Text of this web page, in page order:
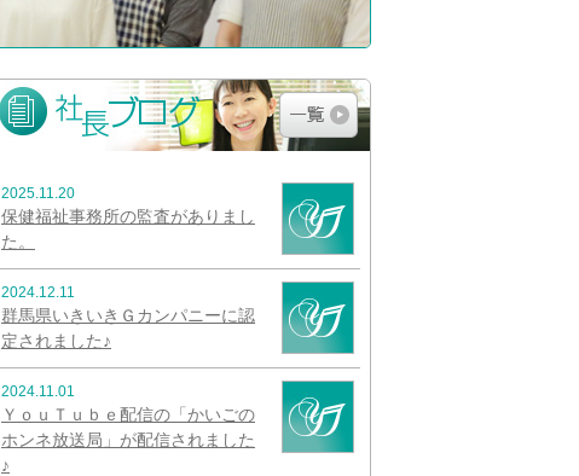
2025.11.20
保健福祉事務所の監査がありまし
た。
2024.12.11
群馬県いきいきＧカンパニーに認
定されました♪
2024.11.01
ＹｏｕＴｕｂｅ配信の「かいごの
ホンネ放送局」が配信されました
♪